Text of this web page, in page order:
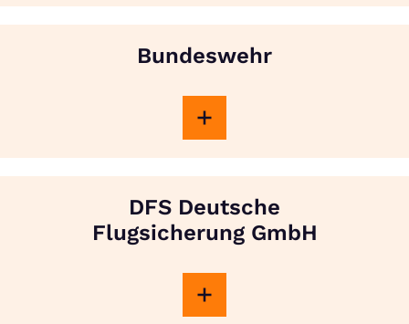
Bundeswehr
DFS Deutsche
Flugsicherung GmbH